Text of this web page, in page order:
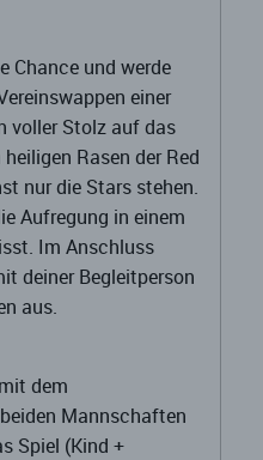
Chance und werde
einer
voller Stolz auf das
Rasen der Red
nur die Stars stehen.
Aufregung in einem
Im Anschluss
deiner Begleitperson
aus.
dem
Mannschaften
Spiel (Kind +